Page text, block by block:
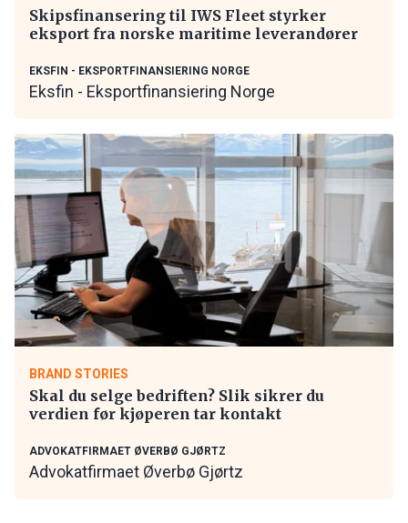
Skipsfinansering til IWS Fleet styrker
eksport fra norske maritime leverandører
EKSFIN - EKSPORTFINANSIERING NORGE
Eksfin - Eksportfinansiering Norge
BRAND STORIES
Skal du selge bedriften? Slik sikrer du
verdien før kjøperen tar kontakt
ADVOKATFIRMAET ØVERBØ GJØRTZ
Advokatfirmaet Øverbø Gjørtz